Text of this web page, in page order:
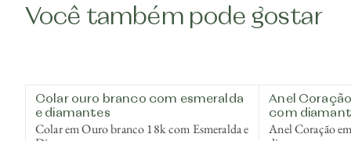
Você também pode gostar
Colar ouro branco com esmeralda
e diamantes
Colar em Ouro branco 18k com Esmeralda e
Anel
com
Anel Coração